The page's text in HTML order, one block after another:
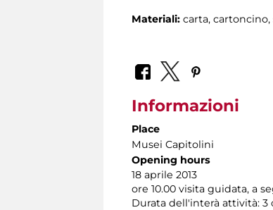
Materiali: carta,
Informazioni
Place
Musei Capitolini
Opening hours
18 aprile 2013
ore 10.00 visita guidata, a
Durata dell'interà attività: 3